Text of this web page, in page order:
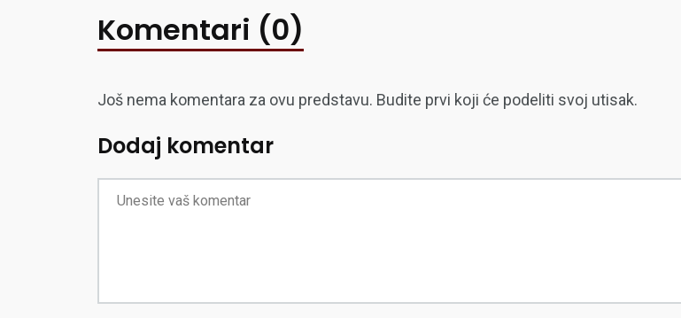
Komentari (0)
Još nema komentara za ovu predstavu. Budite prvi koji će podeliti svoj utisak.
Dodaj komentar